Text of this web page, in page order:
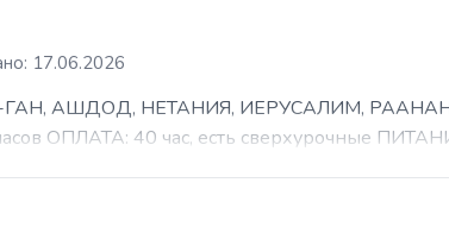
17.06.2026
ГАН, АШДОД, НЕТАНИЯ, ИЕРУСАЛИМ,
ОПЛАТА: 40 час, есть сверхурочные